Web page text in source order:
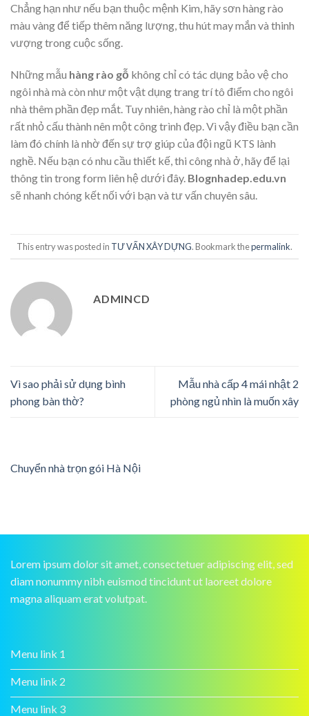
Chẳng hạn như nếu bạn thuộc mệnh Kim, hãy sơn hàng rào
màu vàng để tiếp thêm năng lượng, thu hút may mắn và thinh
vượng trong cuộc sống.
Những mẫu hàng rào gỗ không chỉ có tác dụng bảo vệ cho
ngôi nhà mà còn như một vật dụng trang trí tô điểm cho ngôi
nhà thêm phần đẹp mắt. Tuy nhiên, hàng rào chỉ là một phần
rất nhỏ cấu thành nên một công trình đẹp. Vì vậy điều bạn cần
làm đó chính là nhờ đến sự trợ giúp của đội ngũ KTS lành
nghề. Nếu bạn có nhu cầu thiết kế, thi công nhà ở, hãy để lại
thông tin trong form liên hệ dưới đây. Blognhadep.edu.vn
sẽ nhanh chóng kết nối với bạn và tư vấn chuyên sâu.
This entry was posted in TƯ VẤN XÂY DỰNG. Bookmark thepermalink.
ADMINCD
Vì sao phải sử dụng bình
phong bàn thờ?
Mẫu nhà cấp 4 mái nhật 2
phòng ngủ nhìn là muốn xây
Chuyển nhà trọn gói Hà Nội
Lorem ipsum dolor sit amet, consectetuer adipiscing elit, sed
diam nonummy nibh euismod tincidunt ut laoreet dolore
magna aliquam erat volutpat.
Menu link 1
Menu link 2
Menu link 3